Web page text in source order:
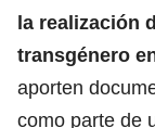
la realización
transgénero
aporten
como parte de